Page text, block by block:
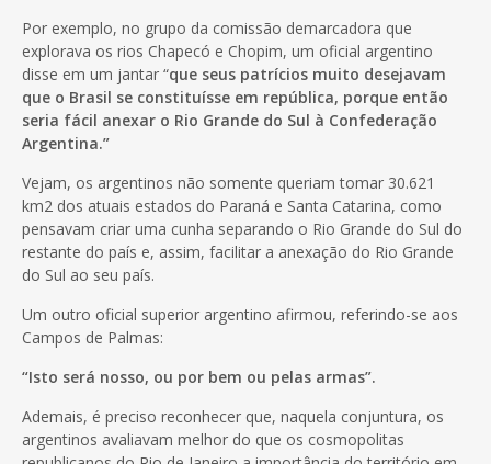
Por exemplo, no grupo da comissão demarcadora que
explorava os rios Chapecó e Chopim, um oficial argentino
disse em um jantar “que seus patrícios muito desejavam
que o Brasil se constituísse em república, porque então
seria fácil anexar o Rio Grande do Sul à Confederação
Argentina.”
Vejam, os argentinos não somente queriam tomar 30.621
km2 dos atuais estados do Paraná e Santa Catarina, como
pensavam criar uma cunha separando o Rio Grande do Sul do
restante do país e, assim, facilitar a anexação do Rio Grande
do Sul ao seu país.
Um outro oficial superior argentino afirmou, referindo-se aos
Campos de Palmas:
“Isto será nosso, ou por bem ou pelas armas”.
Ademais, é preciso reconhecer que, naquela conjuntura, os
argentinos avaliavam melhor do que os cosmopolitas